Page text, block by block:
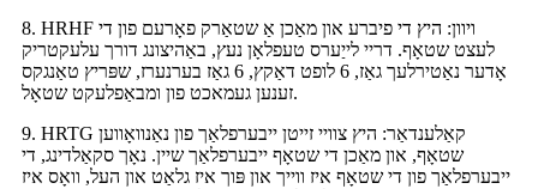
8. HRHF ויוון: היץ די פיברע און מאַכן אַ שטאַרק פאָרעם פון די
לעצט שטאָף. דריי לייַערס טעפלאָן נעץ, באַהיצונג דורך עלעקטריק
אָדער נאַטירלעך גאַז, 6 לופט דאַקץ, 6 גאַז בערנערז, שפּריץ טאַנגקס
זענען געמאכט פון ומבאַפלעקט שטאָל.
9. HRTG קאַלענדאַר: היץ צוויי זייטן ייבערפלאַך פון נאַנוואָווען
שטאָף, און מאַכן די שטאָף ייבערפלאַך שיין. נאָך סקאַלדינג, די
ייבערפלאַך פון די שטאָף איז ווייך און פּוך איז גלאַט און העל, וואָס איז